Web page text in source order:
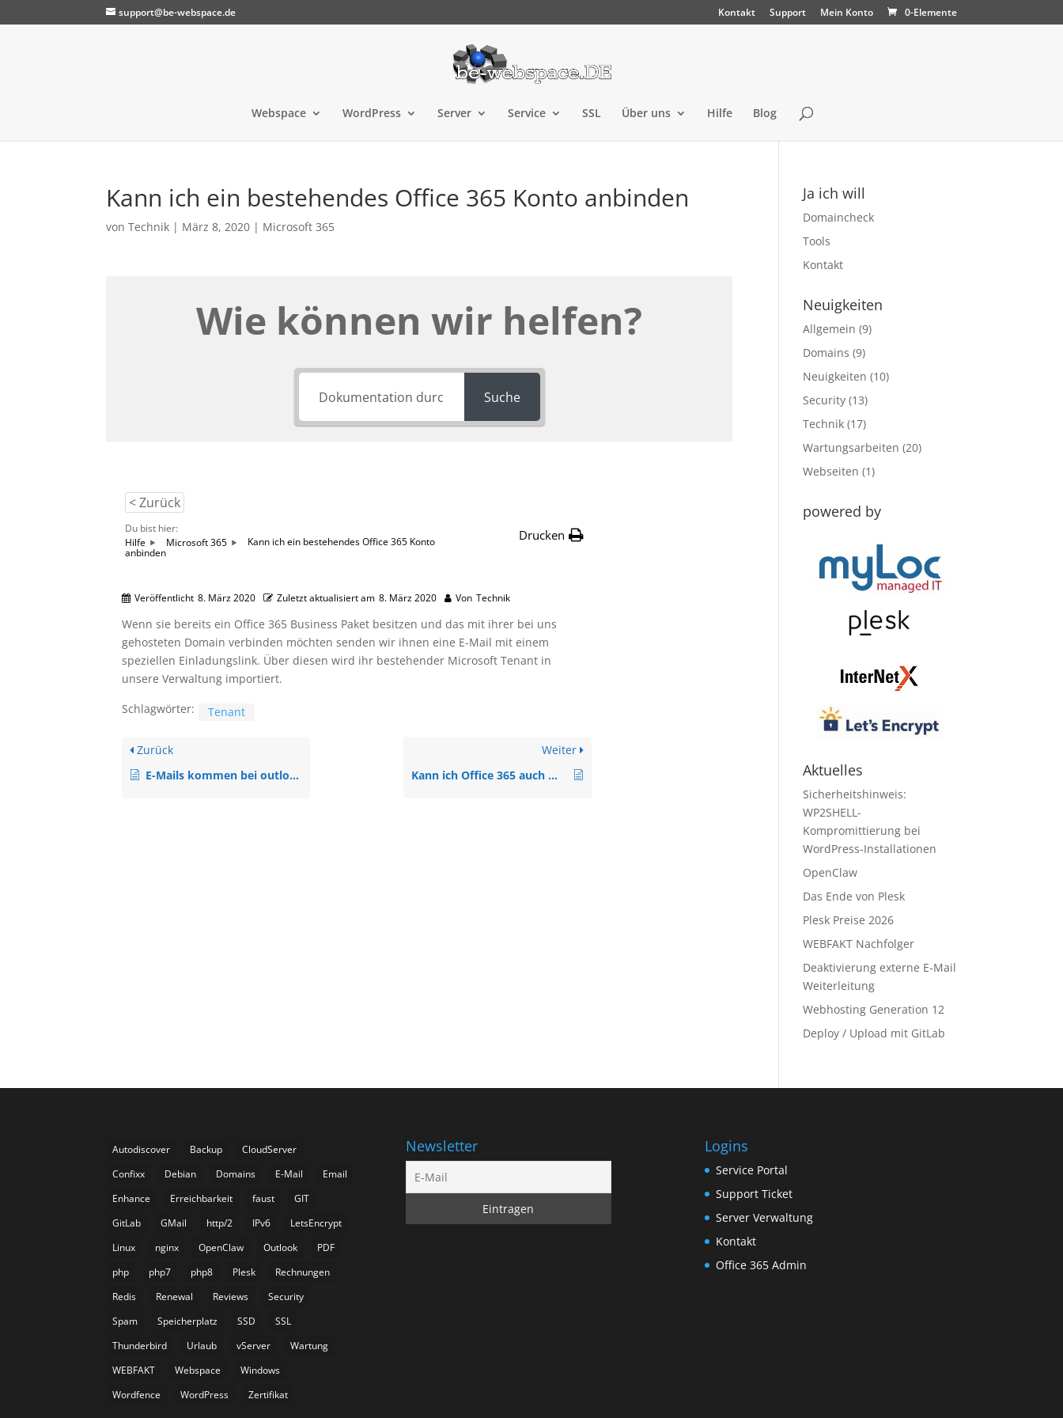
support@be-webspace.de Kontakt Support Mein Konto 0-Elemente
Webspace WordPress Server Service SSL Über uns Hilfe Blog
Kann ich ein bestehendes Office 365 Konto anbinden
vonTechnik | März 8, 2020 | Microsoft 365
Wie können wir helfen?
Suche
< Zurück
Du bist hier:
Hilfe
Microsoft 365
Kann ich ein bestehendes Office 365 Konto
anbinden
Drucken
Veröffentlicht 8. März 2020 Zuletzt aktualisiert am 8. März 2020 Von Technik
Wenn sie bereits ein Office 365 Business Paket besitzen und das mit ihrer bei uns
gehosteten Domain verbinden möchten senden wir ihnen eine E-Mail mit einem
speziellen Einladungslink. Über diesen wird ihr bestehender Microsoft Tenant in
unsere Verwaltung importiert.
Schlagwörter:
Tenant
Zurück
E-Mails kommen bei outlook.com immer als Spam an
Weiter
Kann ich Office 365 auch mit mehreren Domains benutzen
Ja ich will
Domaincheck
Tools
Kontakt
Neuigkeiten
Allgemein (9)
Domains (9)
Neuigkeiten (10)
Security (13)
Technik (17)
Wartungsarbeiten (20)
Webseiten (1)
powered by
Aktuelles
Sicherheitshinweis:
WP2SHELL-
Kompromittierung bei
WordPress-Installationen
OpenClaw
Das Ende von Plesk
Plesk Preise 2026
WEBFAKT Nachfolger
Deaktivierung externe E-Mail
Weiterleitung
Webhosting Generation 12
Deploy / Upload mit GitLab
Autodiscover Backup
CloudServer
Confixx
Debian Domains E-Mail
Email
Enhance
Erreichbarkeit faust
GIT
GitLab
GMail http/2 IPv6
LetsEncrypt
Linux
nginx OpenClaw Outlook
PDF
php
php7 php8 Plesk
Rechnungen
Redis
Renewal Reviews
Security
Spam
Speicherplatz SSD
SSL
Thunderbird
Urlaub vServer
Wartung
WEBFAKT
Webspace
Windows
Wordfence
WordPress Zertifikat
Newsletter Logins
Service Portal
Support Ticket
Server Verwaltung
Kontakt
Office 365 Admin